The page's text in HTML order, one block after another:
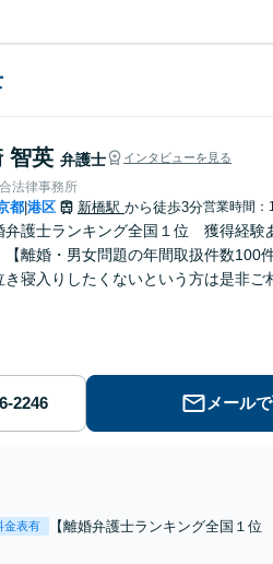
智英 弁護士 インタビューを見る
法律事務所
都 港区 新橋駅 から徒歩3分営業時間：
弁護士ランキング全国１位 獲得経験
【離婚・男女問題の年間取扱件数100
き寝入りしたくないという方は是非ご
メール
金表有
【離婚弁護士ランキング全国１位